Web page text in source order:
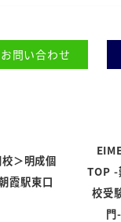
問い合わせ
＞明成個
霞駅東口
TOP -
校受
門-